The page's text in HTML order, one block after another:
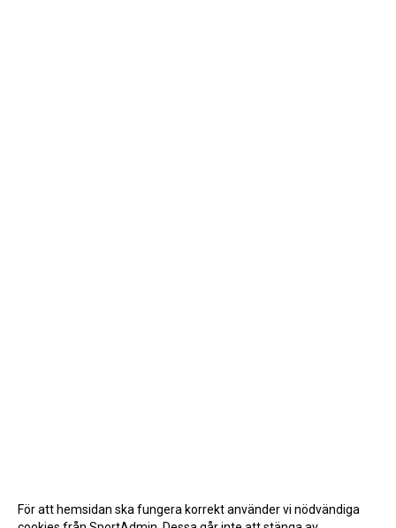
För att hemsidan ska fungera korrekt använder vi nödvändiga